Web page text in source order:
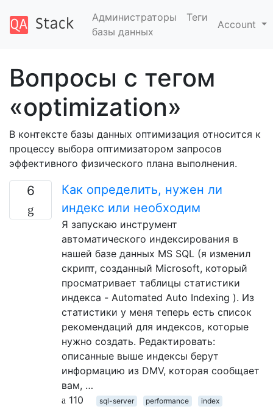
Администраторы
базы данных
Теги
Account
Вопросы с тегом
«optimization»
В контексте базы данных оптимизация относится к
процессу выбора оптимизатором запросов
эффективного физического плана выполнения.
6
Как определить, нужен ли
индекс или необходим
Я запускаю инструмент
автоматического индексирования в
нашей базе данных MS SQL (я изменил
скрипт, созданный Microsoft, который
просматривает таблицы статистики
индекса - Automated Auto Indexing ). Из
статистики у меня теперь есть список
рекомендаций для индексов, которые
нужно создать. Редактировать:
описанные выше индексы берут
информацию из DMV, которая сообщает
вам, …
110
sql-server performance
index